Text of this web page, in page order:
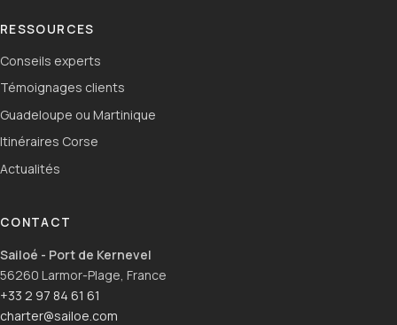
RESSOURCES
Conseils experts
Témoignages clients
Guadeloupe ou Martinique
Itinéraires Corse
Actualités
CONTACT
Sailoé - Port de Kernevel
56260 Larmor-Plage, France
+33 2 97 84 61 61
charter@sailoe.com